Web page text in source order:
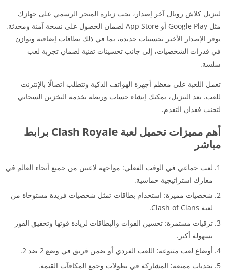
لتنزيل كلاش رويال آخر إصدار، يجب زيارة المتجر الرسمي على جهازك
مثل Google Play أو App Store لضمان الحصول على نسخة آمنة ومحدثة.
يوفر الإصدار الأخير تحسينات جديدة، بما في ذلك بطاقات إضافية وتوازن
في قدرات الشخصيات، إلى جانب تحسينات تقنية لضمان تجربة لعب
سلسة.
تعمل اللعبة على معظم أجهزة الهواتف الذكية وتتطلب اتصالًا بالإنترنت
للعب. بعد التنزيل، يمكنك إنشاء حساب وربطه بخدمة التخزين السحابي
لتجنب فقدان التقدم.
أهم مميزات تحميل لعبة Clash Royale برابط
مباشر
لعب جماعي في الوقت الفعلي: مواجهة لاعبين من جميع أنحاء العالم في
معارك استراتيجية حماسية.
شخصيات مميزة: استخدام بطاقات تمثل شخصيات فريدة مستوحاة من
لعبة Clash of Clans.
ترقيات مستمرة: تحسين القوات والبطاقات لزيادة قوتها وتحقيق الفوز
بسهولة أكبر.
أوضاع لعب متنوعة: اللعب الفردي أو ضمن فريق في وضع 2 ضد 2.
تحديات ممتعة: المشاركة في بطولات وجمع المكافآت القيمة.